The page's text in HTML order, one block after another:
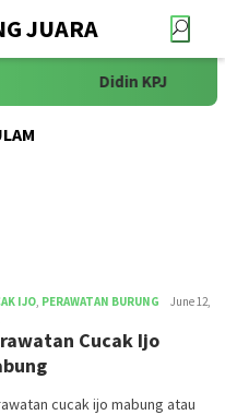
JUARA
Didin KPJ
IJO, PERAWATAN BURUNG iwan
June 12,
Cucak Ijo
cucak ijo mabung atau